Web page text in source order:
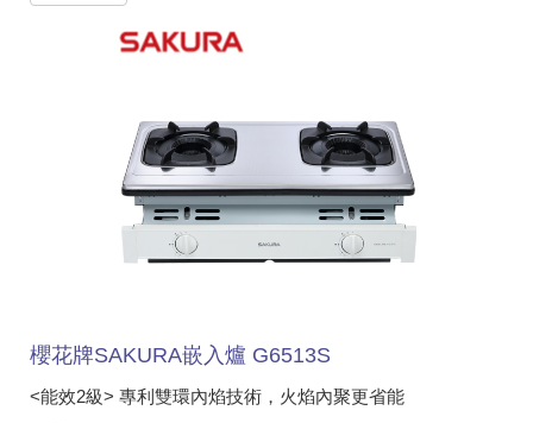
櫻花牌SAKURA嵌入爐 G6513S
<能效2級> 專利雙環內焰技術，火焰內聚更省能